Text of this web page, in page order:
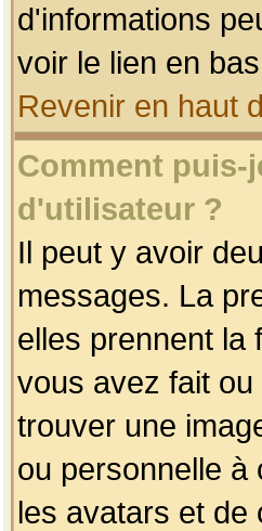
d'informations
voir le lien en
Revenir en haut
Comment puis-
d'utilisateur ?
Il peut y avoir
messages. La
elles prennent la
vous avez fait
trouver une
ou personnelle à
les avatars et de